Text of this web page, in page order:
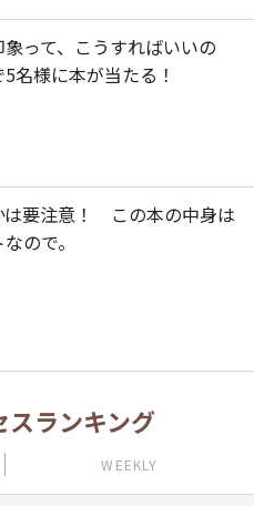
って、こうすればいいの
名様に本が当たる！
は要注意！ この本の中身は
ので。
スランキング
WEEKLY